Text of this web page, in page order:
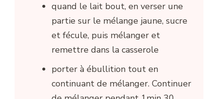
quand le lait bout, en verser une
partie sur le mélange jaune, sucre
et fécule, puis mélanger et
remettre dans la casserole
porter à ébullition tout en
continuant de mélanger. Continuer